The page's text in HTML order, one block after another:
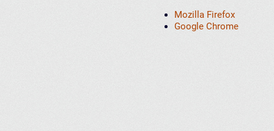
Mozilla Firefox
Google Chrome